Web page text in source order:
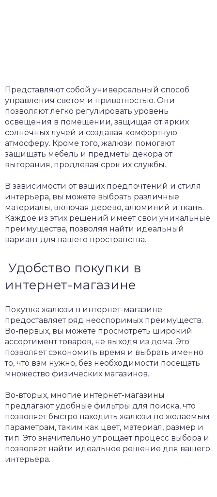
Представляют собой универсальный способ
управления светом и приватностью. Они
позволяют легко регулировать уровень
освещения в помещении, защищая от ярких
солнечных лучей и создавая комфортную
атмосферу. Кроме того, жалюзи помогают
защищать мебель и предметы декора от
выгорания, продлевая срок их службы.
В зависимости от ваших предпочтений и стиля
интерьера, вы можете выбрать различные
материалы, включая дерево, алюминий и ткань.
Каждое из этих решений имеет свои уникальные
преимущества, позволяя найти идеальный
вариант для вашего пространства.
Удобство покупки в
интернет-магазине
Покупка жалюзи в интернет-магазине
предоставляет ряд неоспоримых преимуществ.
Во-первых, вы можете просмотреть широкий
ассортимент товаров, не выходя из дома. Это
позволяет сэкономить время и выбрать именно
то, что вам нужно, без необходимости посещать
множество физических магазинов.
Во-вторых, многие интернет-магазины
предлагают удобные фильтры для поиска, что
позволяет быстро находить жалюзи по желаемым
параметрам, таким как цвет, материал, размер и
тип. Это значительно упрощает процесс выбора и
позволяет найти идеальное решение для вашего
интерьера.